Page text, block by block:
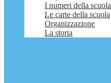
I numeri della scuola
Le carte della scuola
Organizzazione
La storia